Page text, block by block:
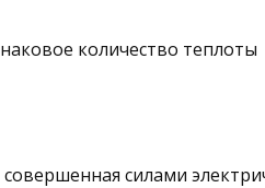
количество теплоты
совершенная силами